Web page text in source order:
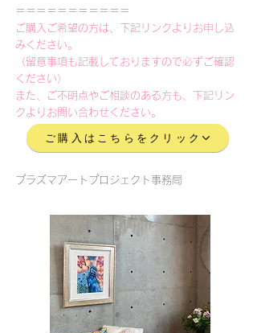
＝＝＝＝＝＝＝＝＝＝＝
ご購入ご希望の方は、下記リンクよりお申し込
みください。
（留意事項も記載しておりますので必ずご確認
ください）
また、ご不明点やご相談のある方も、下記リン
クよりお問い合わせください。
プラズマアートプロジェクト事務局
ご購入はこちらをクリック